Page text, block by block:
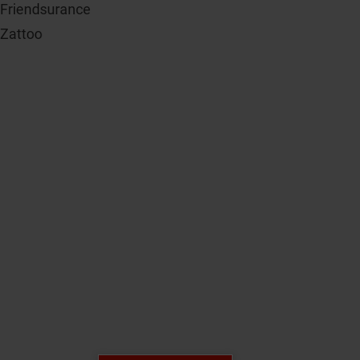
Friendsurance
Zattoo